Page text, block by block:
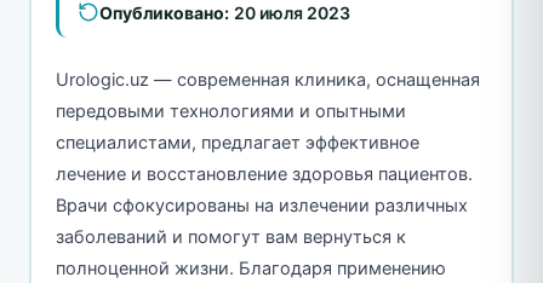
Опубликовано: 20 июля 2023
Urologic.uz — современная клиника, оснащенная
передовыми технологиями и опытными
специалистами, предлагает эффективное
лечение и восстановление здоровья пациентов.
Врачи сфокусированы на излечении различных
заболеваний и помогут вам вернуться к
полноценной жизни. Благодаря применению